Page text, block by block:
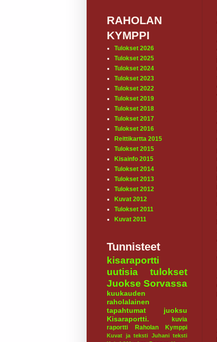
RAHOLAN
KYMPPI
Tulokset 2026
Tulokset 2025
Tulokset 2024
Tulokset 2023
Tulokset 2022
Tulokset 2019
Tulokset 2018
Tulokset 2017
Tulokset 2016
Reittikartta 2015
Tulokset 2015
Kisainfo 2015
Tulokset 2014
Tulokset 2013
Tulokset 2012
Kuvat 2012
Tulokset 2011
Kuvat 2011
Tunnisteet
kisaraportti
uutisia
tulokset
Juokse Sorvassa
kuukauden
raholalainen
tapahtumat
juoksu
Kisaraportti.
kuvia
raportti
Raholan Kymppi
Kuvat ja teksti Juhani teksti